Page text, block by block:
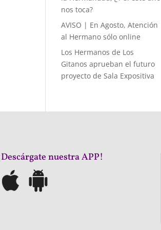
nos toca?
AVISO | En Agosto, Atención
al Hermano sólo online
Los Hermanos de Los
Gitanos aprueban el futuro
proyecto de Sala Expositiva
nuestra APP!